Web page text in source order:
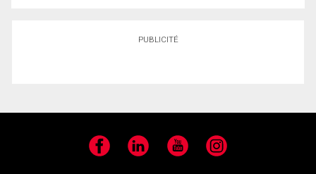
PUBLICITÉ
Facebook LinkedIn YouTube Instagram